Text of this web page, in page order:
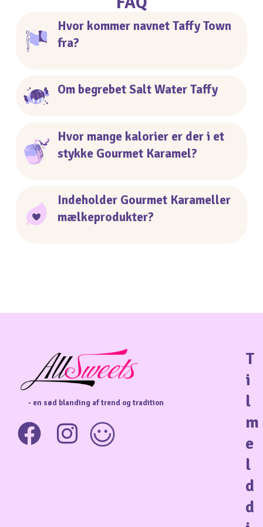
Hvor kommer navnet Taffy Town
fra?
Om begrebet Salt Water Taffy
Hvor mange kalorier er der i et
stykke Gourmet Karamel?
Indeholder Gourmet Karameller
mælkeprodukter?
- en sød blanding af trend og tradition
T
i
l
m
e
l
d
d